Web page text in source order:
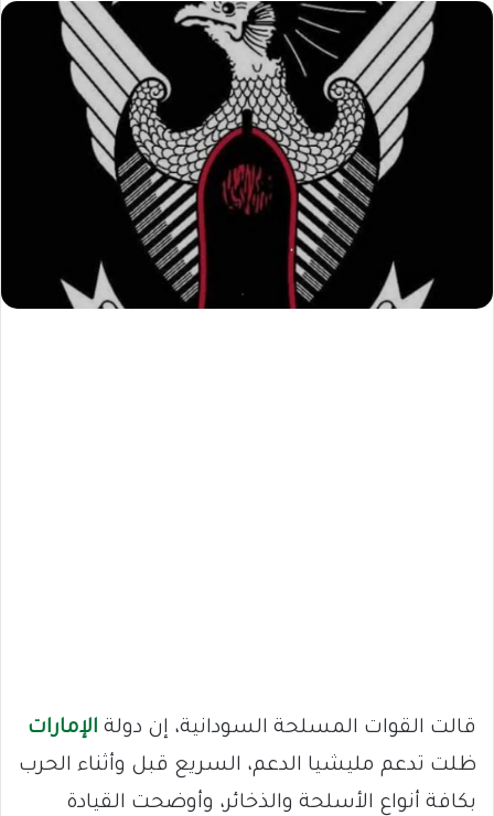
قالت القوات المسلحة السودانية، إن دولة الإمارات
ظلت تدعم مليشيا الدعم، السريع قبل وأثناء الحرب
بكافة أنواع الأسلحة والذخائر، وأوضحت القيادة